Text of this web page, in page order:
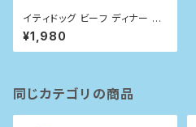
イティドッグ ビーフ ディナー 20
0g
¥1,980
同じカテゴリの商品